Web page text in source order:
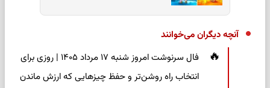
آنچه دیگران می‌خوانند
فال سرنوشت امروز شنبه ۱۷ مرداد ۱۴۰۵ | روزی برای
انتخاب راه روشن‌تر و حفظ چیزهایی که ارزش ماندن